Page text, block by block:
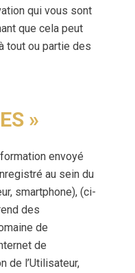
qui vous sont
que cela peut
tout ou partie des
»
envoyé
au sein du
smartphone), (ci-
des
de
de
de l’Utilisateur,